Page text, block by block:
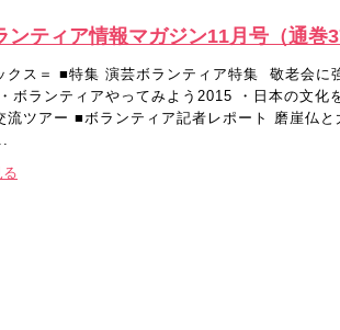
ンティア情報マガジン11月号（通
クス＝ ■特集 演芸ボランティア特集 敬老会
ボランティアやってみよう2015 ・日本の文
流ツアー ■ボランティア記者レポート 磨崖仏